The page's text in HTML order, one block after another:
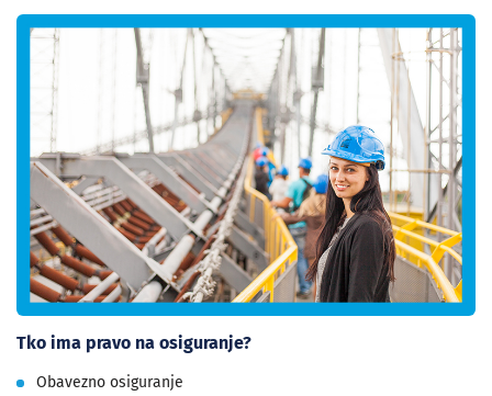
Tko ima pravo na osiguranje?
Obavezno osiguranje